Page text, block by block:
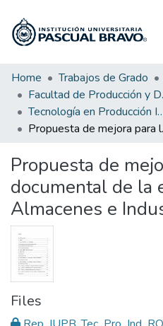
Communities & Collections
All of DSpace
Statistics
Home Trabajos de Grado
Tecnología en
Propuesta de
Propuesta de
documental de la
Almacenes e
Files